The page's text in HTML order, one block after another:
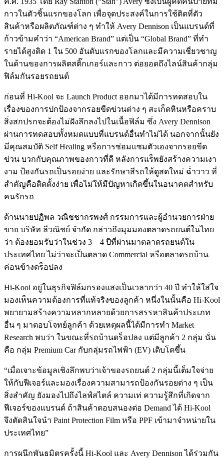
กาวในตัวชิ้นแรกของโลก เพื่อจุดประสงค์ในการใช้ติดที่ตัว
สินค้าหรือผลิตภัณฑ์ต่าง ๆ ทำให้ Avery Dennison เป็นแบรนด์ที่
ก้าวข้ามคำว่า “American Brand” แต่เป็น “Global Brand” ที่ทำ
รายได้สูงติด 1 ใน 500 อันดับแรกของโลกและมีความเชี่ยวชาญ
ในด้านของการผลิตสติ๊กเกอร์และกาว ต่อยอดถึงไลน์สินค้ากลุ่ม
ฟิล์มกันรอยรถยนต์
ก่อนที่ Hi-Kool จะ Launch Product ออกมาได้มีการทดสอบใน
เรื่องของการปกป้องจากรอยขีดข่วนต่าง ๆ สะเก็ดหินหรือคราบ
สิ่งสกปรกจะต้องไม่ฝังลึกลงไปในเนื้อฟิล์ม ซึ่ง Avery Dennison
ผ่านการทดสอบทั้งหมดแบบที่แบรนด์อื่นทำไม่ได้ นอกจากนั้นยัง
มีคุณสมบัติ Self Healing หรือการซ่อมแซมตัวเองจากรอยขีด
ข่วน บวกกับคุณภาพของกาวที่ดี หลังการแร็พยังสร้างความเงา
งาม ป้องกันรถเป็นรอยง่าย และรักษาสีรถให้ดูสดใหม่ ฉ่ำวาว ที่
สำคัญคือติดตั้งง่าย เพื่อไม่ให้มีปัญหาเกิดขึ้นในอนาคตสำหรับ
คนรักรถ
ด้านนายปฏิพล วณิชชากรพงศ์ กรรมการและผู้อำนวยการฝ่าย
ขาย บริษัท ลีวณิชย์ จำกัด กล่าวถึงมุมมองตลาดรถยนต์ในไทย
ว่า ต้องยอมรับว่าในช่วง 3 – 4 ปีที่ผ่านมาตลาดรถยนต์ใน
ประเทศไทย ไม่ว่าจะเป็นตลาด Commercial หรือตลาดรถบ้าน
ค่อนข้างดร็อปลง
Hi-Kool อยู่ในธุรกิจฟิล์มกรองแสงเป็นเวลากว่า 40 ปี ทำให้ใส่ใจ
มองเห็นความต้องการที่แท้จริงของลูกค้า หนึ่งในนั้นคือ Hi-Kool
พยายามสร้างความหลากหลายด้วยการสรรหาสินค้าประเภท
อื่น ๆ มาตอบโจทย์ลูกค้า ด้วยเหตุผลนี้ได้มีการทำ Market
Research พบว่า ในขณะที่รถบ้านดร็อปลง แต่มีลูกค้า 2 กลุ่ม นั่น
คือ กลุ่ม Premium Car กับกลุ่มรถไฟฟ้า (EV) เติบโตขึ้น
“เมื่อเจาะข้อมูลเชิงลึกพบว่าเจ้าของรถยนต์ 2 กลุ่มนี้เต็มใจจ่าย
ให้กับฟีเจอร์และมองเรื่องความสามารถป้องกันรอยต่าง ๆ เป็น
สิ่งสำคัญ ยังมองไปถึงไลฟ์สไตล์ ความเท่ ความรู้สึกที่เกิดจาก
ฟีเจอร์ของแบรนด์ ถ้าสินค้าตอบสนองต่อ Demand ได้ Hi-Kool
จึงตัดสินใจนำ Paint Protection Film หรือ PPF เข้ามาจำหน่ายใน
ประเทศไทย”
การผนึกพันธมิตรครั้งนี้ Hi-Kool และ Avery Dennison ได้ร่วมกัน